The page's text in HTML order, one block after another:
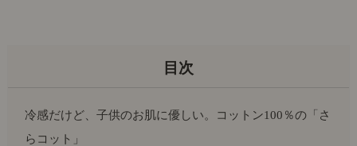
冷感だけど、子供のお肌に優しい。コットン100％の「さ
らコット」